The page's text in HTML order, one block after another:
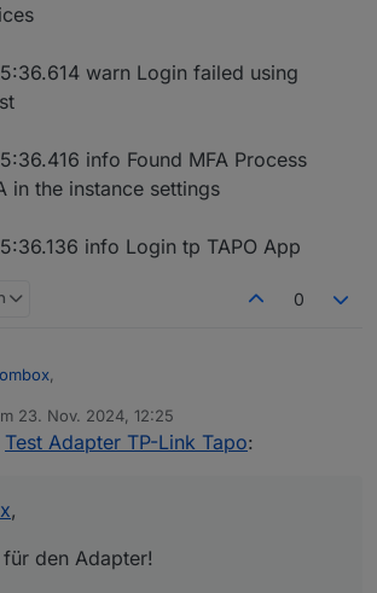
warn Login failed using
info Found MFA Process
in the instance settings
info Login tp TAPO App
0
für den Adapter!
eingefügt.
sein.
er sich nicht ins Tapo-Cloud mit meiner
klappt das problemlos.
ist der Log-Ausschnitt.
23. Nov. 2024, 12:25
von
Test Adapter TP-Link Tapo:
,
den Adapter!